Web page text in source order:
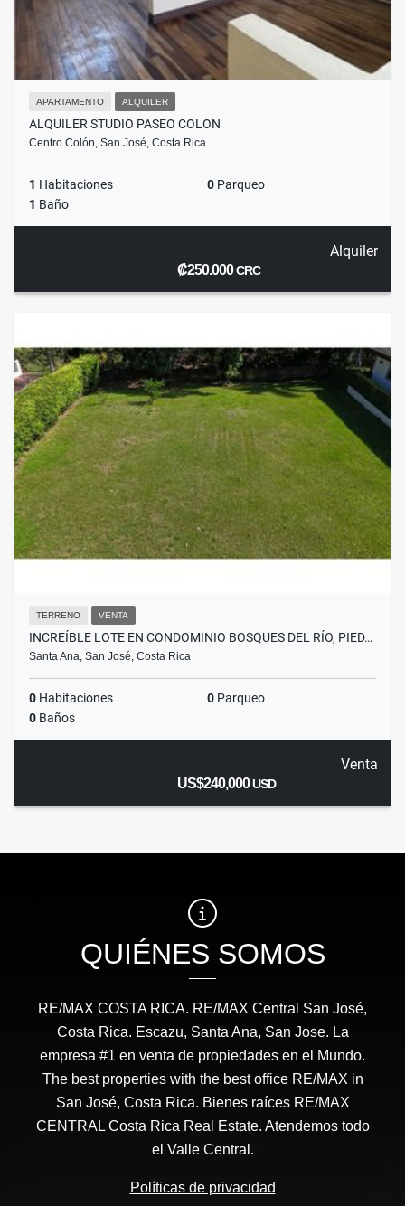
APARTAMENTO ALQUILER
ALQUILER STUDIO PASEO COLON
Centro Colón, San José, Costa Rica
1 Habitaciones 0 Parqueo
1 Baño
Alquiler
₡250.000CRC
TERRENO VENTA
INCREÍBLE LOTE EN CONDOMINIO BOSQUES DEL RÍO, PIED…
Santa Ana, San José, Costa Rica
0 Habitaciones 0 Parqueo
0 Baños
Venta
US$240,000USD
QUIÉNES SOMOS
RE/MAX COSTA RICA. RE/MAX Central San José,
Costa Rica. Escazu, Santa Ana, San Jose. La
empresa #1 en venta de propiedades en el Mundo.
The best properties with the best office RE/MAX in
San José, Costa Rica. Bienes raíces RE/MAX
CENTRAL Costa Rica Real Estate. Atendemos todo
el Valle Central.
Políticas de privacidad